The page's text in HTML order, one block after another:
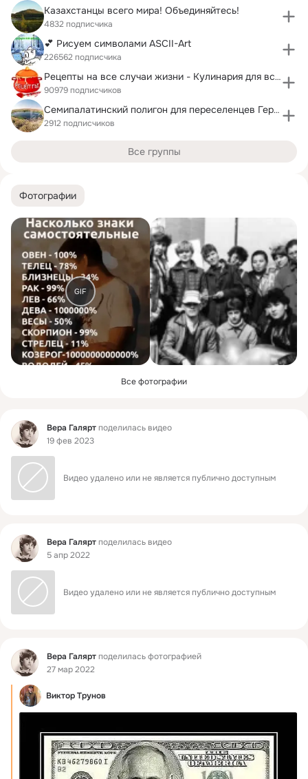
Фотографии
GIF
Все фотографии
Фид Вера Галяртподелилась видео
19 фев 2023
Видео удалено или не является публично доступным
Фид Вера Галяртподелилась видео
5 апр 2022
Видео удалено или не является публично доступным
Фид Вера Галяртподелилась фотографией
27 мар 2022
Виктор Трунов
Казахстанцы всего мира! Объединяйтесь!
4832 подписчика
💕 Рисуем символами ASCII-Art
226562 подписчика
Рецепты на все случаи жизни - Кулинария для всех
90979 подписчиков
Семипалатинский полигон для переселенцев Германии
2912 подписчиков
Все группы